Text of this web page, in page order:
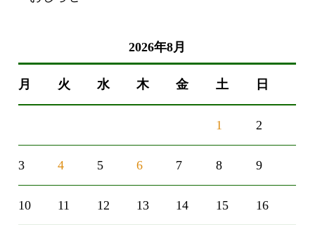
2026年8月
月 火 水 木 金 土 日
1 2
3 4 5 6 7 8 9
10 11 12 13 14 15 16